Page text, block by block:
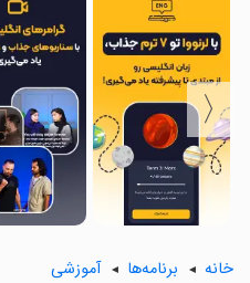
〈
خانه برنامه‌ها آموزشی